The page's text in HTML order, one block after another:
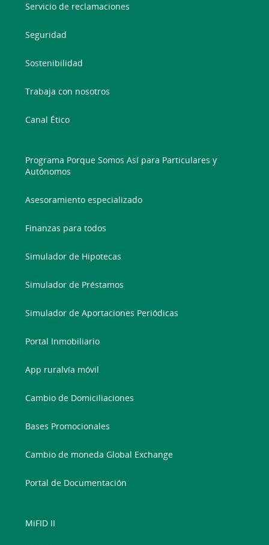
Servicio de reclamaciones
Seguridad
Sostenibilidad
Trabaja con nosotros
Canal Ético
Programa Porque Somos Así para Particulares y
Autónomos
Asesoramiento especializado
Finanzas para todos
Simulador de Hipotecas
Simulador de Préstamos
Simulador de Aportaciones Periódicas
Portal Inmobiliario
App ruralvía móvil
Cambio de Domiciliaciones
Bases Promocionales
Cambio de moneda Global Exchange
Portal de Documentación
MiFID II